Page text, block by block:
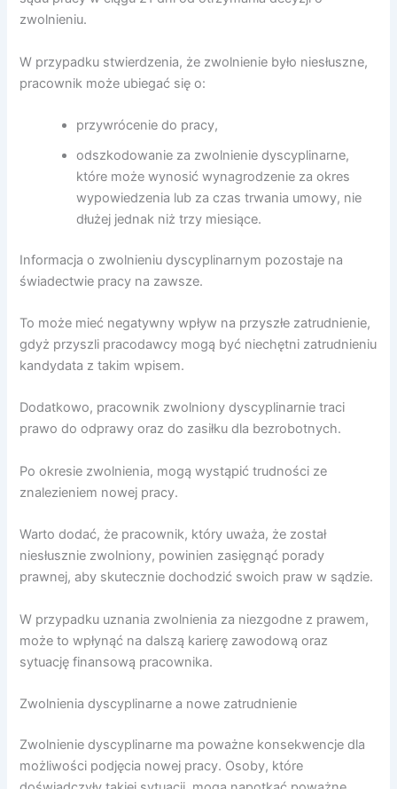
zwolnieniu.
W przypadku stwierdzenia, że zwolnienie było niesłuszne,
pracownik może ubiegać się o:
przywrócenie do pracy,
odszkodowanie za zwolnienie dyscyplinarne,
które może wynosić wynagrodzenie za okres
wypowiedzenia lub za czas trwania umowy, nie
dłużej jednak niż trzy miesiące.
Informacja o zwolnieniu dyscyplinarnym pozostaje na
świadectwie pracy na zawsze.
To może mieć negatywny wpływ na przyszłe zatrudnienie,
gdyż przyszli pracodawcy mogą być niechętni zatrudnieniu
kandydata z takim wpisem.
Dodatkowo, pracownik zwolniony dyscyplinarnie traci
prawo do odprawy oraz do zasiłku dla bezrobotnych.
Po okresie zwolnienia, mogą wystąpić trudności ze
znalezieniem nowej pracy.
Warto dodać, że pracownik, który uważa, że został
niesłusznie zwolniony, powinien zasięgnąć porady
prawnej, aby skutecznie dochodzić swoich praw w sądzie.
W przypadku uznania zwolnienia za niezgodne z prawem,
może to wpłynąć na dalszą karierę zawodową oraz
sytuację finansową pracownika.
Zwolnienia dyscyplinarne a nowe zatrudnienie
Zwolnienie dyscyplinarne ma poważne konsekwencje dla
możliwości podjęcia nowej pracy. Osoby, które